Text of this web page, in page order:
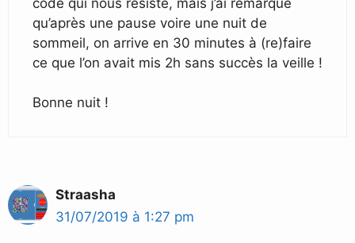
qu’après une pause voire une nuit de
sommeil, on arrive en 30 minutes à (re)faire
ce que l’on avait mis 2h sans succès la veille !
Bonne nuit !
Straasha
31/07/2019 à 1:27 pm